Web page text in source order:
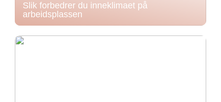
Slik forbedrer du inneklimaet på
arbeidsplassen